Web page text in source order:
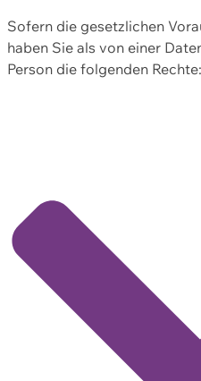
Sofern die gesetzlichen
haben Sie als von einer
Person die folgenden Rechte: